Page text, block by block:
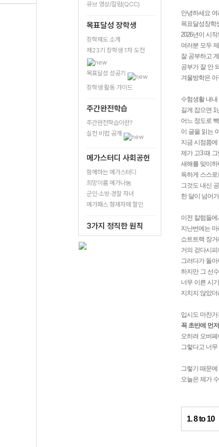
큐브 영상/칼럼(QCC)
목표달성 장학생
장학제도 소개
제23기 장학생 1차 도전
목표달성 성공기
장학생 활동 가이드
주간완전학습
주간완전학습이란?
실천 비법 공개
메가스터디 사회공헌
함께하는 메가스터디
희망이룸 메가나눔
군인·소방·경찰 자녀
메가패스 형제자매 할인
3가지 정직한 원칙
안녕하세요 여
목표달성장학
2026년이 시
여러분 모두
잘 공부하고
공부가 잘 안
겨울방학은
수험생활 내
길게 잡으면 1
어느 정도로
이 글을 읽는
지금 시점쯤
제가 고3 때
새해를 맞이
독하게 스스
그것도 내신
한 달이 넘어
이전 칼럼들
지난번에는
쇼트트랙 장
거의 걷다시
그러다가 돌
하지만 그 선
너무 이른 시
지치지 않았
입시도 마찬
꼭 초반에 먼
오히려 오버
그렇다고 너
그렇기 때문
오늘은 제가
1. 8 to 10